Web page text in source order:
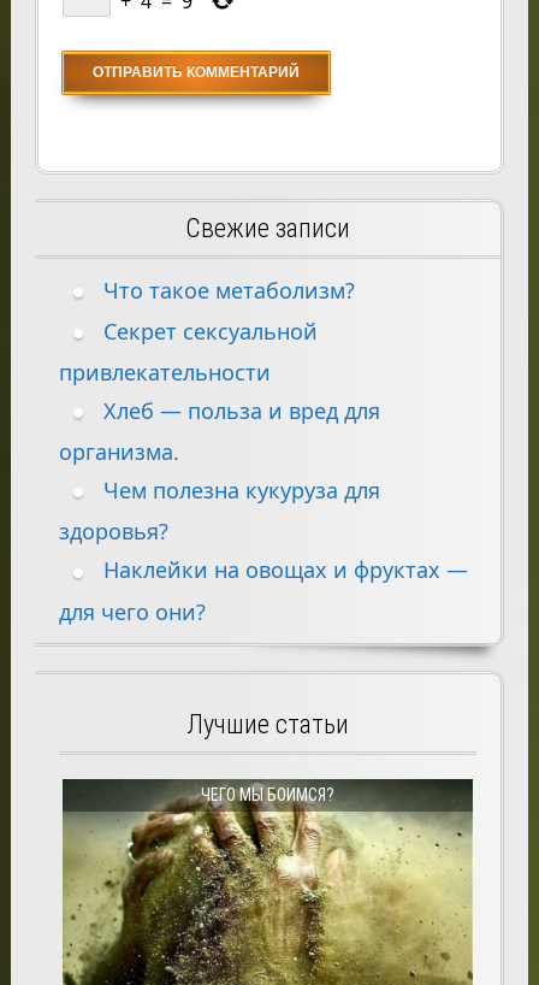
Свежие записи
Что такое метаболизм?
Секрет сексуальной
привлекательности
Хлеб — польза и вред для
организма.
Чем полезна кукуруза для
здоровья?
Наклейки на овощах и фруктах —
для чего они?
Лучшие статьи
ЧЕГО МЫ БОИМСЯ?